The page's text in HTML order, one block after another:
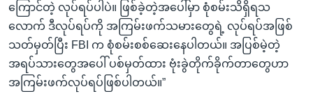
ကြောင်တဲ့ လုပ်ရပ်ပါပဲ။ ဖြစ်ခဲ့တဲ့အပေါ်မှာ စုံစမ်းသိရှိရသ
လောက် ဒီလုပ်ရပ်ကို အကြမ်းဖက်သမားတွေရဲ့ လုပ်ရပ်အဖြစ်
သတ်မှတ်ပြီး FBI က စုံစမ်းစစ်ဆေးနေပါတယ်။ အပြစ်မဲ့တဲ့
အရပ်သားတွေအပေါ် ပစ်မှတ်ထား ဗုံးခွဲတိုက်ခိုက်တာတွေဟာ
အကြမ်းဖက်လုပ်ရပ်ဖြစ်ပါတယ်။”